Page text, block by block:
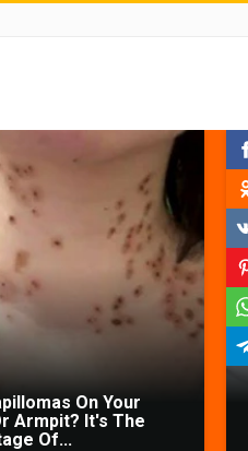
On Your
Armpit? It's The
Of...